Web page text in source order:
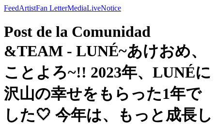
FeedArtistFan LetterMediaLiveNotice
Post de la Comunidad
&TEAM - LUNÉ~あけおめ、
ことよろ~!! 2023年、LUNÉに
沢山の幸せをもらった1年で
した🤍 今年は、もっと成長し